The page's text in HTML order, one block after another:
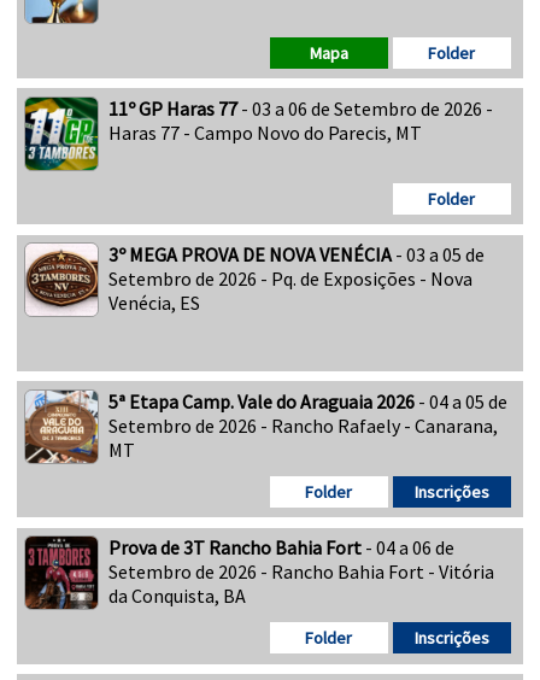
Folder
Mapa
11º GP Haras 77- 03 a 06 de Setembro de 2026 -
Haras 77 - Campo Novo do Parecis, MT
Folder
3º MEGA PROVA DE NOVA VENÉCIA- 03 a 05 de
Setembro de 2026 - Pq. de Exposições - Nova
Venécia, ES
5ª Etapa Camp. Vale do Araguaia 2026 - 04 a 05 de
Setembro de 2026 - Rancho Rafaely - Canarana,
MT
Inscrições
Folder
Prova de 3T Rancho Bahia Fort - 04 a 06 de
Setembro de 2026 - Rancho Bahia Fort - Vitória
da Conquista, BA
Inscrições
Folder